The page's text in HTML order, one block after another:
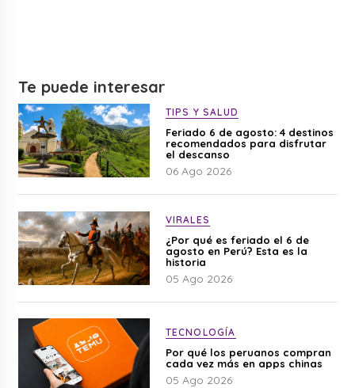
Te puede interesar
TIPS Y SALUD
Feriado 6 de agosto: 4 destinos
recomendados para disfrutar
el descanso
06 Ago 2026
VIRALES
¿Por qué es feriado el 6 de
agosto en Perú? Esta es la
historia
05 Ago 2026
TECNOLOGÍA
Por qué los peruanos compran
cada vez más en apps chinas
05 Ago 2026